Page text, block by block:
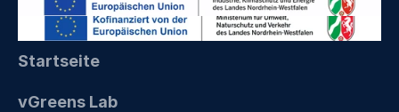
Startseite
vGreens Lab